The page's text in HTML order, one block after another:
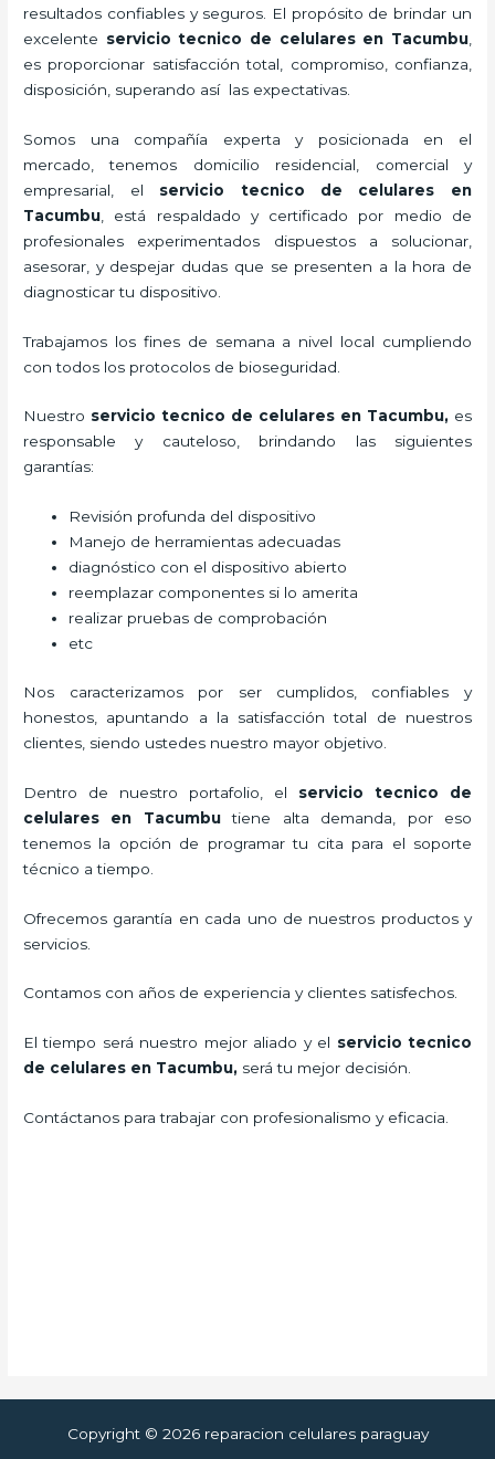
resultados confiables y seguros. El propósito de brindar un
excelente servicio tecnico de celulares en Tacumbu,
es proporcionar satisfacción total, compromiso, confianza,
disposición, superando así las expectativas.
Somos una compañía experta y posicionada en el
mercado, tenemos domicilio residencial, comercial y
empresarial, el servicio tecnico de celulares en
Tacumbu , está respaldado y certificado por medio de
profesionales experimentados dispuestos a solucionar,
asesorar, y despejar dudas que se presenten a la hora de
diagnosticar tu dispositivo.
Trabajamos los fines de semana a nivel local cumpliendo
con todos los protocolos de bioseguridad.
Nuestro servicio tecnico de celulares en Tacumbu, es
responsable y cauteloso, brindando las siguientes
garantías:
Revisión profunda del dispositivo
Manejo de herramientas adecuadas
diagnóstico con el dispositivo abierto
reemplazar componentes si lo amerita
realizar pruebas de comprobación
etc
Nos caracterizamos por ser cumplidos, confiables y
honestos, apuntando a la satisfacción total de nuestros
clientes, siendo ustedes nuestro mayor objetivo.
Dentro de nuestro portafolio, el servicio tecnico de
celulares en Tacumbutiene alta demanda, por eso
tenemos la opción de programar tu cita para el soporte
técnico a tiempo.
Ofrecemos garantía en cada uno de nuestros productos y
servicios.
Contamos con años de experiencia y clientes satisfechos.
El tiempo será nuestro mejor aliado y el servicio tecnico
de celulares en Tacumbu, será tu mejor decisión.
Contáctanos para trabajar con profesionalismo y eficacia.
Copyright © 2026 reparacion celulares paraguay